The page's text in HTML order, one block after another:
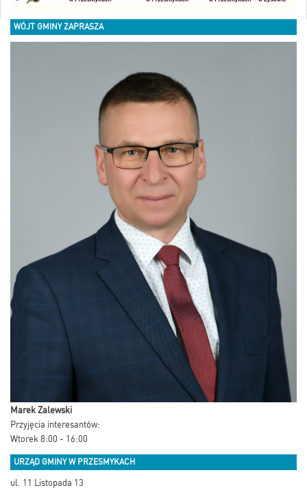
WÓJT GMINY ZAPRASZA
Marek Zalewski
Przyjęcia interesantów:
Wtorek 8:00 - 16:00
URZĄD GMINY W PRZESMYKACH
ul. 11 Listopada 13